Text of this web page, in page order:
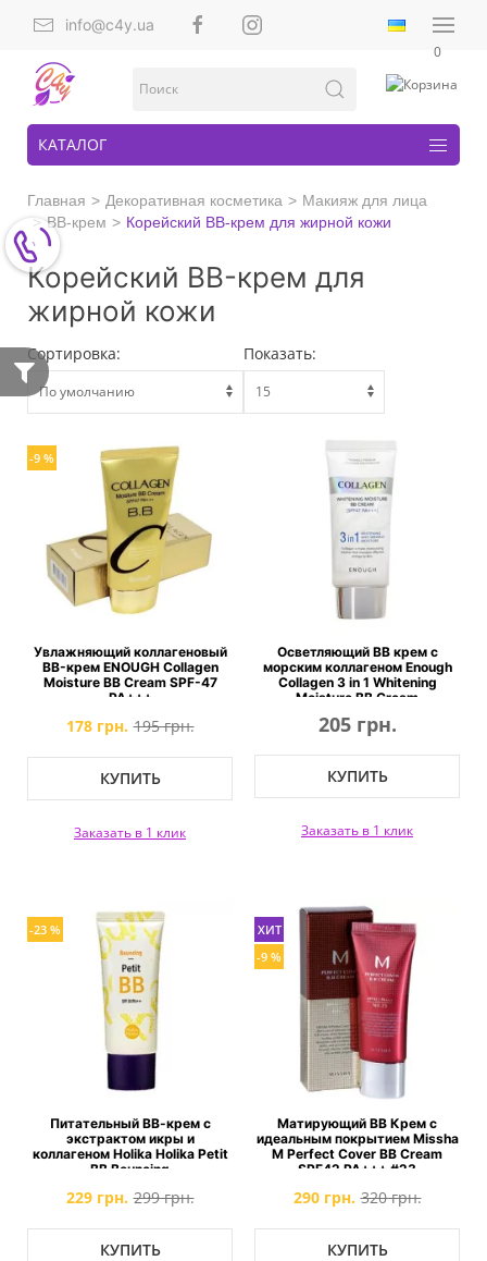
info@c4y.ua
0
КАТАЛОГ
Главная Декоративная косметика
Макияж для лица
ВВ-крем
Корейский BB-крем для жирной кожи
Корейский BB-крем для
жирной кожи
Сортировка: Показать:
-9 %
Увлажняющий коллагеновый
BB-крем ENOUGH Collagen
Moisture BB Cream SPF-47
PA+++
178 грн. 195 грн.
КУПИТЬ
Заказать в 1 клик
Осветляющий ВВ крем с
морским коллагеном Enough
Collagen 3 in 1 Whitening
Moisture BB Cream
205 грн.
КУПИТЬ
Заказать в 1 клик
-23 %
Питательный ВВ-крем с
экстрактом икры и
коллагеном Holika Holika Petit
BB Bouncing
229 грн. 299 грн.
КУПИТЬ
ХИТ
-9 %
Матирующий ВВ Крем с
идеальным покрытием Missha
M Perfect Cover BB Cream
SPF42 PA+++ #23
290 грн. 320 грн.
КУПИТЬ